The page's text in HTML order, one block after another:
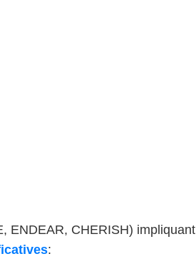
ENDEAR, CHERISH) impliquant
: